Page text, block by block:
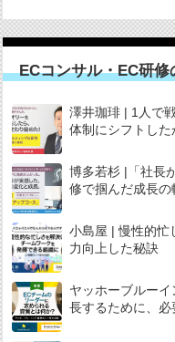
ECコンサル・EC研修
澤井珈琲 | 1人で
体制にシフトした
博多若杉 |「社長
修で掴んだ成長の
小島屋 | 慢性的忙
力向上した秘訣
ヤッホーブルー
長するために、必